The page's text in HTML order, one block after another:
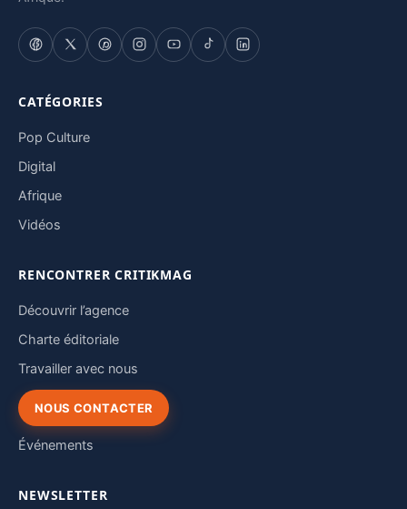
CATÉGORIES
Pop Culture
Digital
Afrique
Vidéos
RENCONTRER CRITIKMAG
Découvrir l’agence
Charte éditoriale
Travailler avec nous
NOUS CONTACTER
Événements
NEWSLETTER